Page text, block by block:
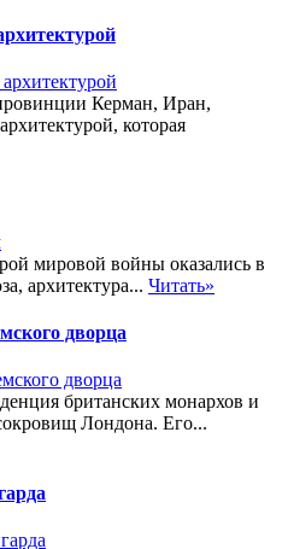
Керман, Иран,
которая
мировой войны оказались в
архитектура... Читать»
дворца
британских монархов и
Лондона. Его...